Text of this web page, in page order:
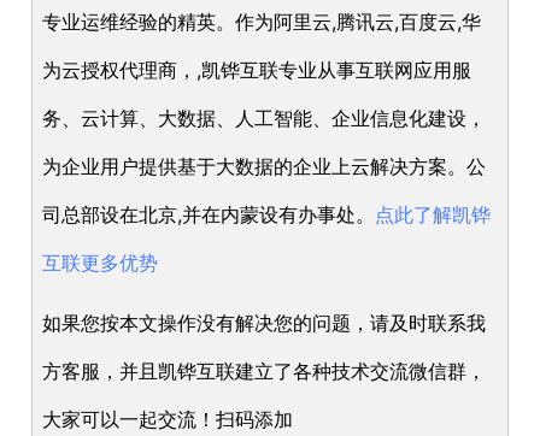
专业运维经验的精英。作为阿里云,腾讯云,百度云,华
为云授权代理商，,凯铧互联专业从事互联网应用服
务、云计算、大数据、人工智能、企业信息化建设，
为企业用户提供基于大数据的企业上云解决方案。公
司总部设在北京,并在内蒙设有办事处。
点此了解凯铧
互联更多优势
如果您按本文操作没有解决您的问题，请及时联系我
方客服，并且凯铧互联建立了各种技术交流微信群，
大家可以一起交流！扫码添加